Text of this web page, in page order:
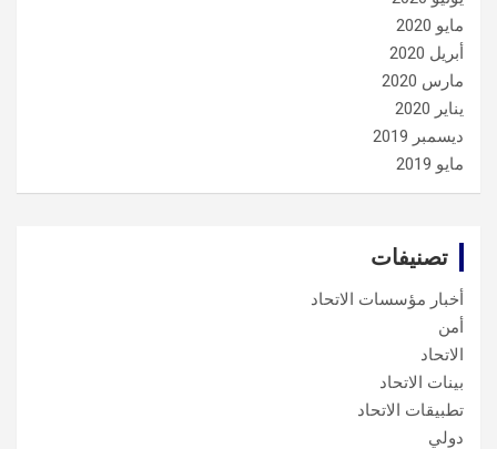
مايو 2020
أبريل 2020
مارس 2020
يناير 2020
ديسمبر 2019
مايو 2019
تصنيفات
أخبار مؤسسات الاتحاد
أمن
الاتحاد
بينات الاتحاد
تطبيقات الاتحاد
دولي